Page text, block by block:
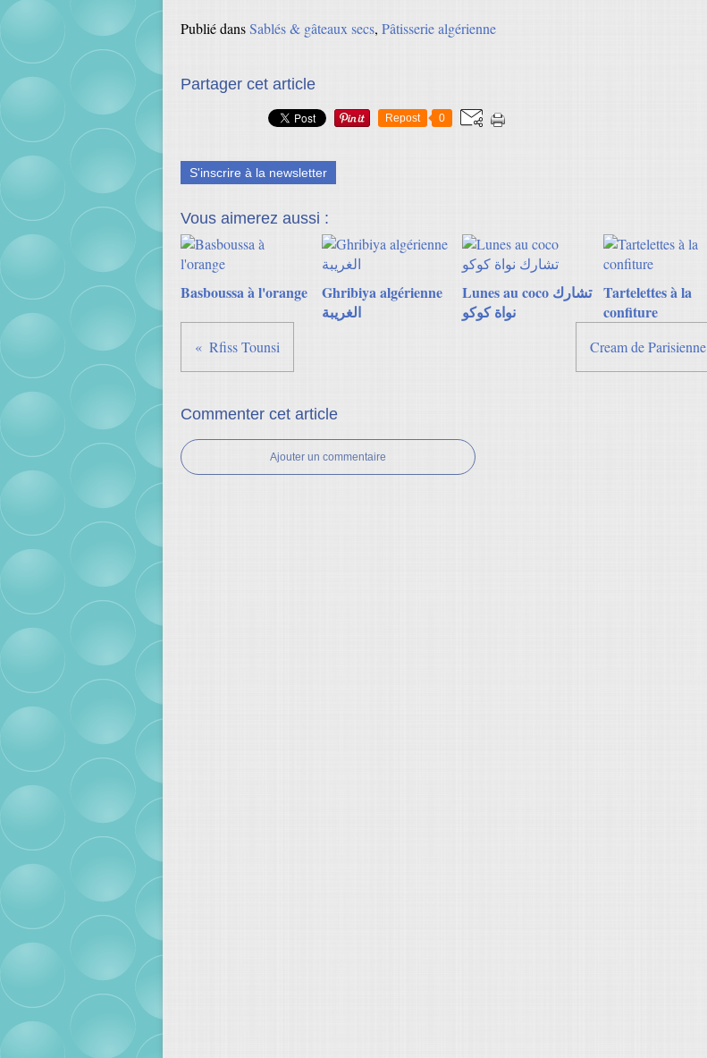
Publié dansSablés & gâteaux secs, Pâtisserie algérienne
Partager cet article
Repost 0
S'inscrire à la newsletter
Vous aimerez aussi :
Basboussa à l'orange
Ghribiya algérienne
الغريبة
Lunes au coco تشارك
نواة كوكو
Tartelettes à la
confiture
Rfiss Tounsi Cream de Parisienne
Commenter cet article
Ajouter un commentaire